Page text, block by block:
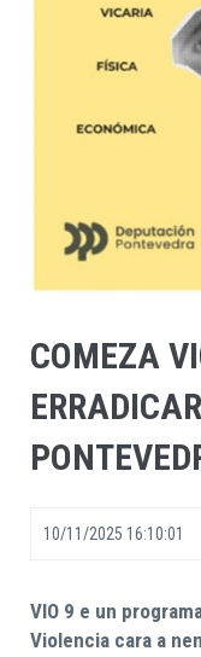
COMEZA
10/11/2025 16:10:01
VIO 9 e un
Violencia cara a